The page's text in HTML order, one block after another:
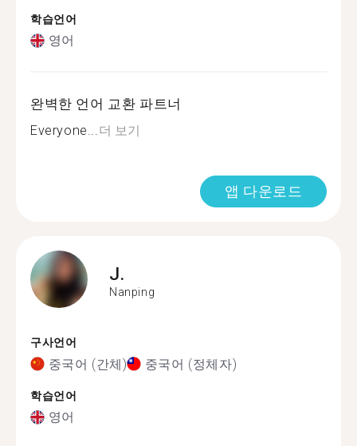
학습언어
영어
완벽한 언어 교환 파트너
Everyone...더 보기
앱 다운로드
J.
Nanping
구사언어
중국어 (간체) 중국어 (정체자)
학습언어
영어